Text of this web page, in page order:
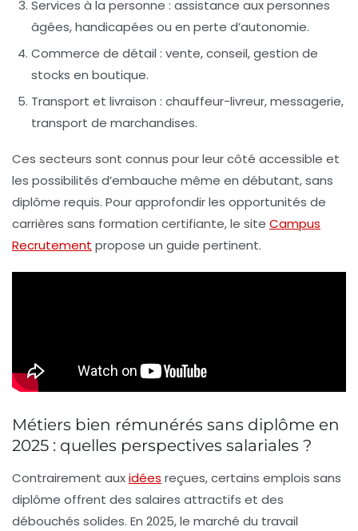
Services à la personne : assistance aux personnes
âgées, handicapées ou en perte d’autonomie.
Commerce de détail : vente, conseil, gestion de
stocks en boutique.
Transport et livraison : chauffeur-livreur, messagerie,
transport de marchandises.
Ces secteurs sont connus pour leur côté accessible et
les possibilités d’embauche même en débutant, sans
diplôme requis. Pour approfondir les opportunités de
carrières sans formation certifiante, le site Campus
Recrutement propose un guide pertinent.
Métiers bien rémunérés sans diplôme en
2025 : quelles perspectives salariales ?
Contrairement auxidées reçues, certains emplois sans
diplôme offrent des salaires attractifs et des
débouchés solides. En 2025, le marché du travail